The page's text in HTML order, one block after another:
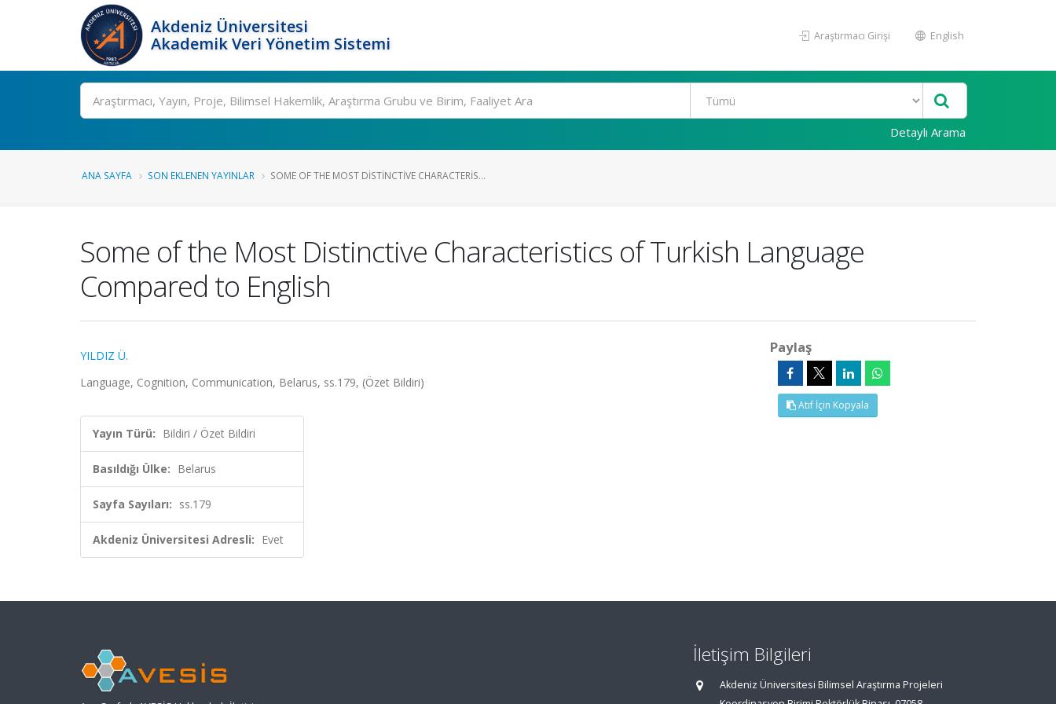
Akdeniz Üniversitesi
Akademik Veri Yönetim Sistemi
Araştırmacı Girişi English
Ara
Detaylı Arama
ANA SAYFA SON EKLENEN YAYINLAR SOME OF THE MOST DISTINCTIVE CHARACTERIS...
Some of the Most Distinctive Characteristics of Turkish Language
Compared to English
YILDIZ Ü.
Language, Cognition, Communication, Belarus, ss.179, (Özet Bildiri)
Yayın Türü: Bildiri / Özet Bildiri
Basıldığı Ülke: Belarus
Sayfa Sayıları: ss.179
Akdeniz Üniversitesi Adresli: Evet
Paylaş
Atıf İçin Kopyala
İletişim Bilgileri
Akdeniz Üniversitesi Bilimsel Araştırma Projeleri